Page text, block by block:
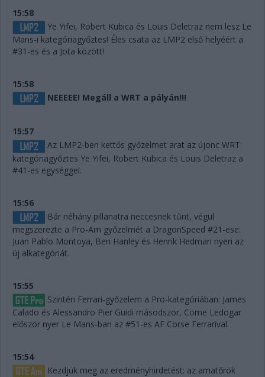
15:58
Ye Yifei, Robert Kubica és Louis Deletraz nem lesz Le
Mans-i kategóriagyőztes! Éles csata az LMP2 első helyéért a
#31-es és a Jota között!
15:58
NEEEEE! Megáll a WRT a pályán!!!
15:57
Az LMP2-ben kettős győzelmet arat az újonc WRT:
kategóriagyőztes Ye Yifei, Robert Kubica és Louis Deletraz a
#41-es egységgel.
15:56
Bár néhány pillanatra neccesnek tűnt, végül
megszerezte a Pro-Am győzelmét a DragonSpeed #21-ese:
Juan Pablo Montoya, Ben Hanley és Henrik Hedman nyeri az
új alkategóriát.
15:55
Szintén Ferrari-győzelem a Pro-kategóriában: James
Calado és Alessandro Pier Guidi másodszor, Come Ledogar
először nyer Le Mans-ban az #51-es AF Corse Ferrarival.
15:54
Kezdjük meg az eredményhirdetést: az amatőrök